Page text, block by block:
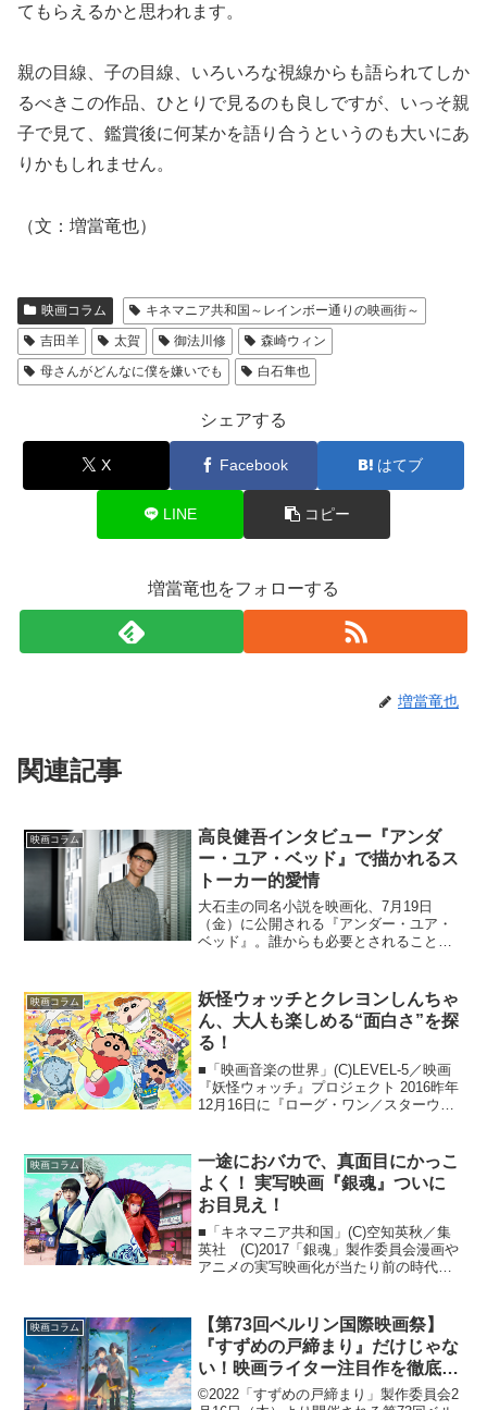
てもらえるかと思われます。
親の目線、子の目線、いろいろな視線からも語られてしか
るべきこの作品、ひとりで見るのも良しですが、いっそ親
子で見て、鑑賞後に何某かを語り合うというのも大いにあ
りかもしれません。
（文：増當竜也）
映画コラム
キネマニア共和国～レインボー通りの映画街～
吉田羊
太賀 御法川修
森崎ウィン
母さんがどんなに僕を嫌いでも
白石隼也
シェアする
X Facebook はてブ
LINE コピー
増當竜也をフォローする
増當竜也
関連記事
映画コラム
高良健吾インタビュー『アンダ
ー・ユア・ベッド』で描かれるス
トーカー的愛情
大石圭の同名小説を映画化、7月19日
（金）に公開される『アンダー・ユア・
ベッド』。誰からも必要とされることな
んでくれた千尋を11年間思い続けた三井
は、ついに越えてはなら...
映画コラム
妖怪ウォッチとクレヨンしんちゃ
ん、大人も楽しめる“面白さ”を探
る！
■「映画音楽の世界」(C)LEVEL-5／映画
『妖怪ウォッチ』プロジェクト 2016昨年
12月16日に『ローグ・ワン／スターウォ
で大冒険だニャン！』が公開され、期
せ...
映画コラム
一途におバカで、真面目にかっこ
よく！ 実写映画『銀魂』ついに
お目見え！
■「キネマニア共和国」(C)空知英秋／集
英社 (C)2017「銀魂」製作委員会漫画や
アニメの実写映画化が当たり前の時代に
が炎上してしまう、そんな作品も少なく
ありません。...
映画コラム
【第73回ベルリン国際映画祭】
『すずめの戸締まり』だけじゃな
い！映画ライター注目作を徹底紹
介
©2022「すずめの戸締まり」製作委員会2